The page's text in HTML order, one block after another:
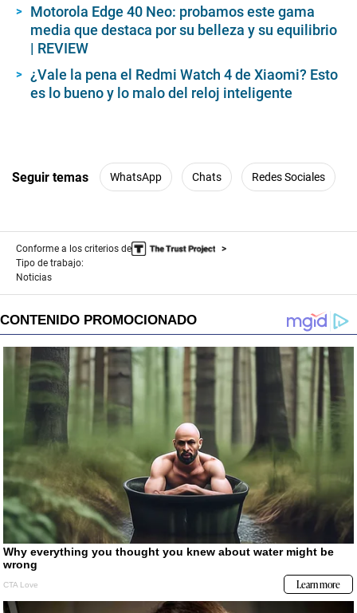
Motorola Edge 40 Neo: probamos este gama
media que destaca por su belleza y su equilibrio
| REVIEW
¿Vale la pena el Redmi Watch 4 de Xiaomi? Esto
es lo bueno y lo malo del reloj inteligente
Seguir temas WhatsApp Chats Redes Sociales
Conforme a los criterios de
Tipo de trabajo:
Noticias